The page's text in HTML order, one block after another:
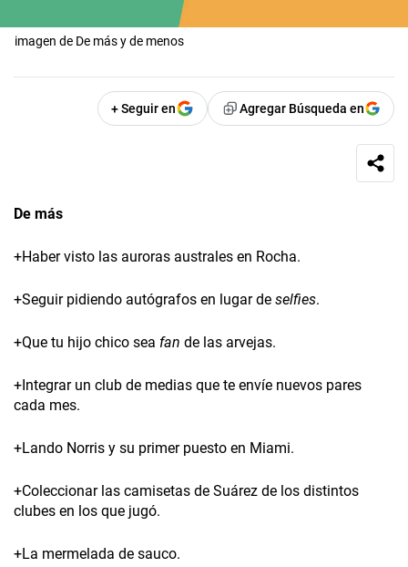
imagen de De más y de menos
+ Seguir en Agregar Búsqueda en
De más
+Haber visto las auroras australes en Rocha.
+Seguir pidiendo autógrafos en lugar de selfies.
+Que tu hijo chico sea fan de las arvejas.
+Integrar un club de medias que te envíe nuevos pares
cada mes.
+Lando Norris y su primer puesto en Miami.
+Coleccionar las camisetas de Suárez de los distintos
clubes en los que jugó.
+La mermelada de sauco.